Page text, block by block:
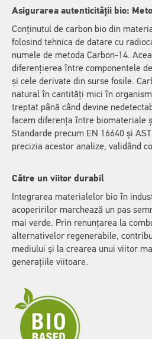
Asigurarea autenticității bio:
Conținutul de carbon bio din
folosind tehnica de datare cu
numele de metoda Carbon-14.
diferențierea între componentele
și cele derivate din surse fosile.
natural în cantități mici în
treptat până când devine
facem diferența între biomateriale
Standarde precum EN 16640 și
precizia acestor analize, validând
Către un viitor durabil
Integrarea materialelor bio în
acoperirilor marchează un pas
mai verde. Prin renunțarea la
alternativelor regenerabile,
mediului și la crearea unui viitor
generațiile viitoare.